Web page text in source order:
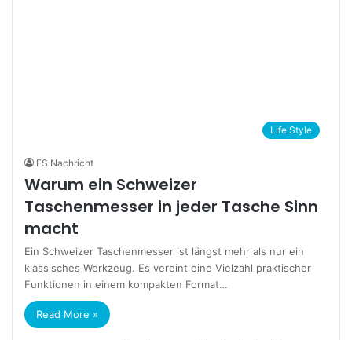
Life Style
ES Nachricht
Warum ein Schweizer
Taschenmesser in jeder Tasche Sinn
macht
Ein Schweizer Taschenmesser ist längst mehr als nur ein
klassisches Werkzeug. Es vereint eine Vielzahl praktischer
Funktionen in einem kompakten Format…
Read More »